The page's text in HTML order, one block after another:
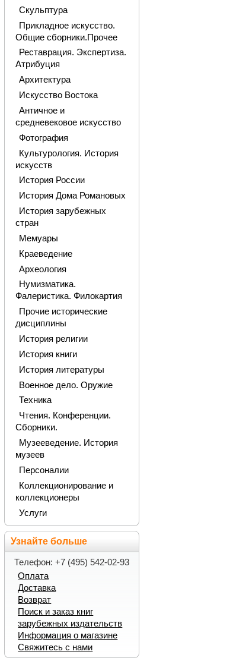
Скульптура
Прикладное искусство.
Общие сборники.Прочее
Реставрация. Экспертиза.
Атрибуция
Архитектура
Искусство Востока
Античное и
средневековое искусство
Фотография
Культурология. История
искусств
История России
История Дома Романовых
История зарубежных
стран
Мемуары
Краеведение
Археология
Нумизматика.
Фалеристика. Филокартия
Прочие исторические
дисциплины
История религии
История книги
История литературы
Военное дело. Оружие
Техника
Чтения. Конференции.
Сборники.
Музееведение. История
музеев
Персоналии
Коллекционирование и
коллекционеры
Услуги
Узнайте больше
Телефон: +7 (495) 542-02-93
Оплата
Доставка
Возврат
Поиск и заказ книг
зарубежных издательств
Информация о магазине
Свяжитесь с нами